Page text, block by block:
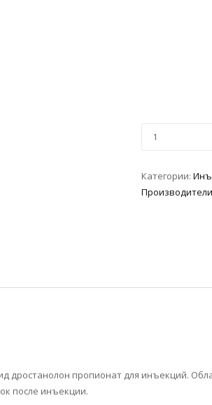
Категории:
Производители
дростанолон пропионат для инъекций.
после инъекции.